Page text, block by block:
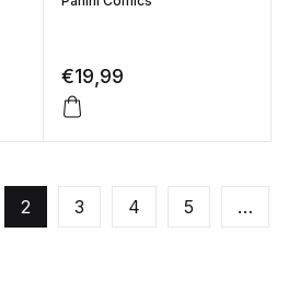
€19,99
2 3 4 5 …